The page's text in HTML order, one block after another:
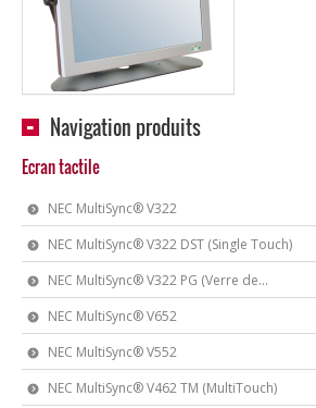
Navigation produits
Ecran tactile
NEC MultiSync® V322
NEC MultiSync® V322 DST (Single Touch)
NEC MultiSync® V322 PG (Verre de...
NEC MultiSync® V652
NEC MultiSync® V552
NEC MultiSync® V462 TM (MultiTouch)